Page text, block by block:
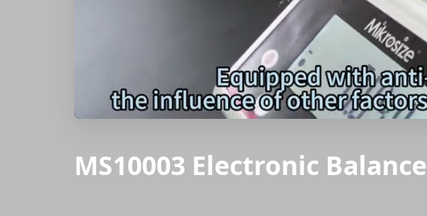
MS10003 Electronic Balance